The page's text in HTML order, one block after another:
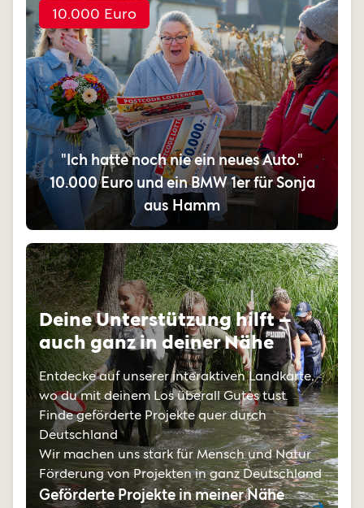
"Ich hatte noch nie ein neues Auto."
10.000 Euro und ein BMW 1er für Sonja
aus Hamm
10.000 Euro
Deine Unterstützung hilft –
auch ganz in deiner Nähe
Entdecke auf unserer interaktiven Landkarte,
wo du mit deinem Los überall Gutes tust.
Finde geförderte Projekte quer durch
Deutschland
Wir machen uns stark für Mensch und Natur
Förderung von Projekten in ganz Deutschland
Geförderte Projekte in meiner Nähe